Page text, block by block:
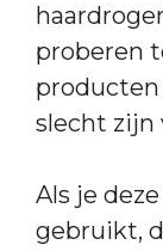
proberen
slecht zijn
Als je
gebruikt,